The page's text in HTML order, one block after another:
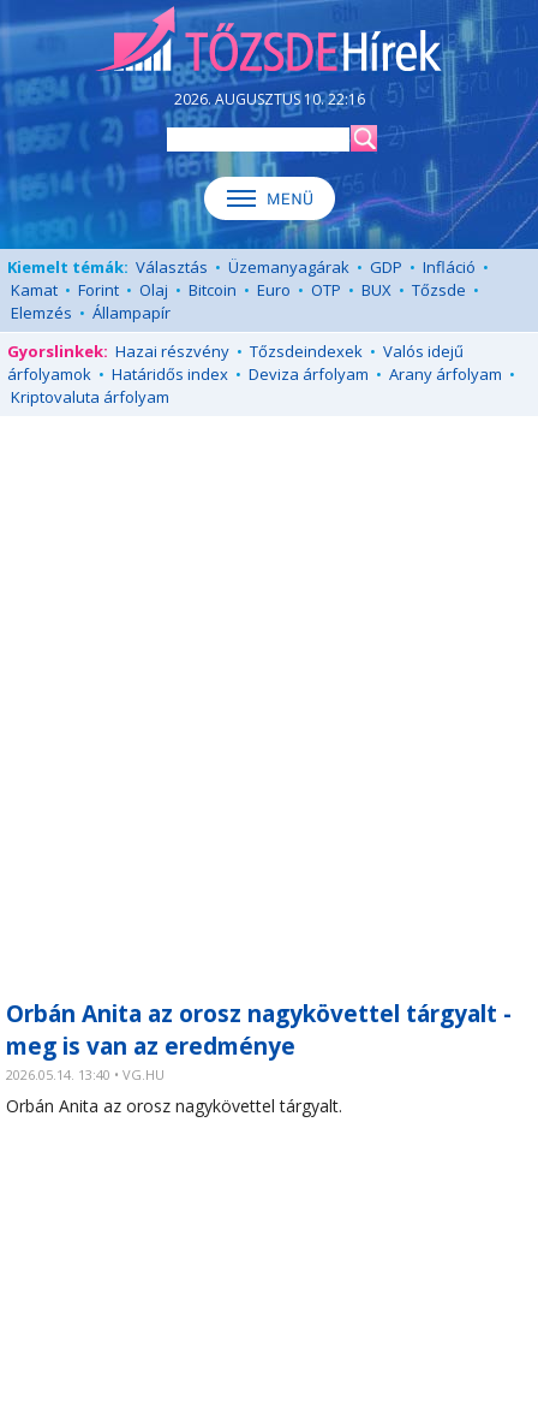
2026. AUGUSZTUS 10. 22:16
Kiemelt témák: Választás • Üzemanyagárak • GDP • Infláció •
Kamat • Forint • Olaj • Bitcoin • Euro • OTP • BUX • Tőzsde •
Elemzés • Állampapír
Gyorslinkek: Hazai részvény • Tőzsdeindexek • Valós idejű
árfolyamok • Határidős index • Deviza árfolyam • Arany árfolyam •
Kriptovaluta árfolyam
Orbán Anita az orosz nagykövettel tárgyalt -
meg is van az eredménye
2026.05.14. 13:40 • VG.HU
Orbán Anita az orosz nagykövettel tárgyalt.